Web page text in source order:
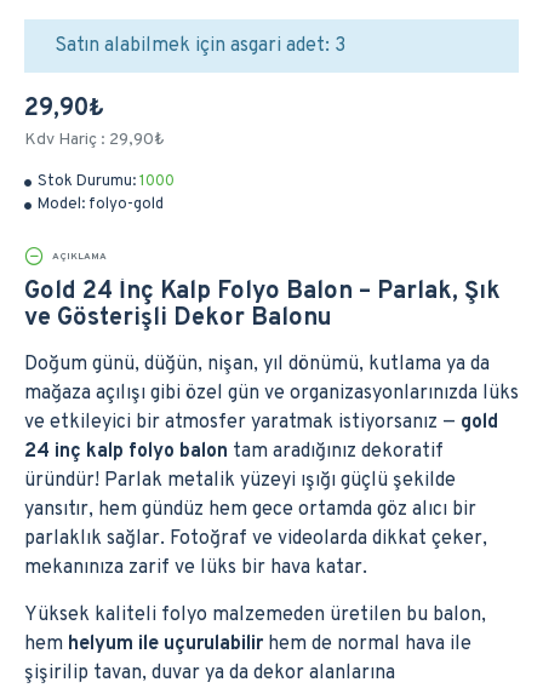
Stok Durumu:1000
Model: folyo-gold
29,90₺
Kdv Hariç : 29,90₺
Satın alabilmek için asgari adet: 3
AÇIKLAMA
Gold 24 İnç Kalp Folyo Balon – Parlak, Şık
ve Gösterişli Dekor Balonu
Doğum günü, düğün, nişan, yıl dönümü, kutlama ya da
mağaza açılışı gibi özel gün ve organizasyonlarınızda lüks
ve etkileyici bir atmosfer yaratmak istiyorsanız — gold
24 inç kalp folyo balon tam aradığınız dekoratif
üründür! Parlak metalik yüzeyi ışığı güçlü şekilde
yansıtır, hem gündüz hem gece ortamda göz alıcı bir
parlaklık sağlar. Fotoğraf ve videolarda dikkat çeker,
mekanınıza zarif ve lüks bir hava katar.
Yüksek kaliteli folyo malzemeden üretilen bu balon,
hem helyum ile uçurulabilir hem de normal hava ile
şişirilip tavan, duvar ya da dekor alanlarına